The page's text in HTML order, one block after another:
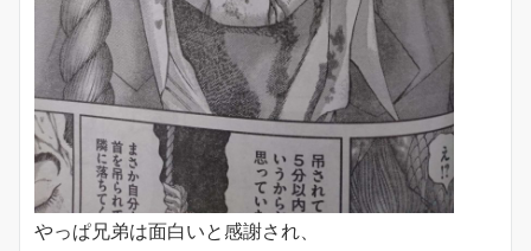
やっぱ兄弟は面白いと感謝され、